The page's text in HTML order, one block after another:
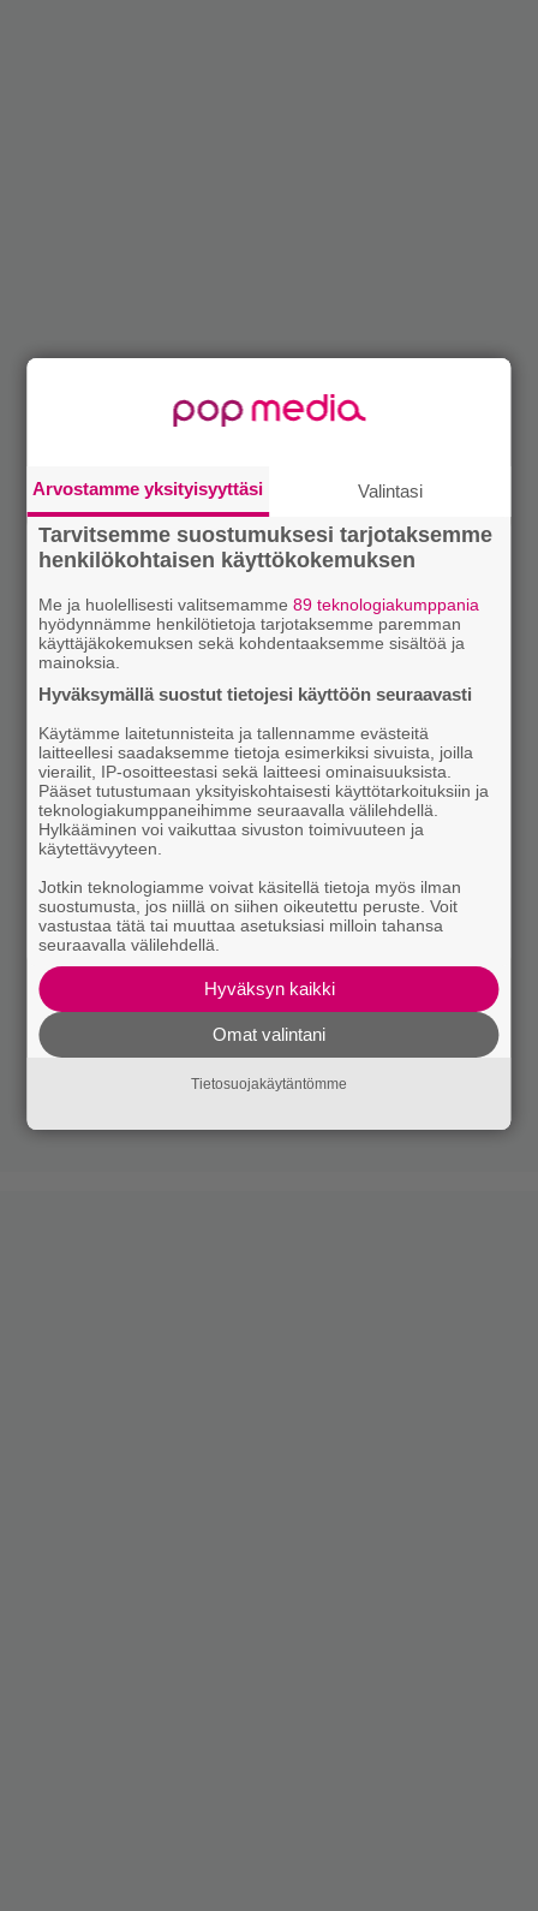
Arvostamme yksityisyyttäsi Valintasi
Tarvitsemme suostumuksesi tarjotaksemme
henkilökohtaisen käyttökokemuksen
Me ja huolellisesti valitsemamme89 teknologiakumppania
hyödynnämme henkilötietoja tarjotaksemme paremman
käyttäjäkokemuksen sekä kohdentaaksemme sisältöä ja
mainoksia.
Hyväksymällä suostut tietojesi käyttöön seuraavasti
Käytämme laitetunnisteita ja tallennamme evästeitä
laitteellesi saadaksemme tietoja esimerkiksi sivuista, joilla
vierailit, IP-osoitteestasi sekä laitteesi ominaisuuksista.
Pääset tutustumaan yksityiskohtaisesti käyttötarkoituksiin ja
teknologiakumppaneihimme seuraavalla välilehdellä.
Hylkääminen voi vaikuttaa sivuston toimivuuteen ja
käytettävyyteen.
Jotkin teknologiamme voivat käsitellä tietoja myös ilman
suostumusta, jos niillä on siihen oikeutettu peruste. Voit
vastustaa tätä tai muuttaa asetuksiasi milloin tahansa
seuraavalla välilehdellä.
Hyväksyn kaikki
Omat valintani
Tietosuojakäytäntömme